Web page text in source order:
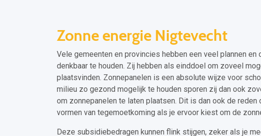
Zonne energie Nigtevecht
Vele gemeenten en provincies hebben een veel plannen
denkbaar te houden. Zij hebben als einddoel om zoveel
plaatsvinden. Zonnepanelen is een absolute wijze voor
milieu zo gezond mogelijk te houden sporen zij dan ook
om zonnepanelen te laten plaatsen. Dit is dan ook de
vormen van tegemoetkoming als je ervoor kiest om de
Deze subsidiebedragen kunnen flink stijgen, zeker als je